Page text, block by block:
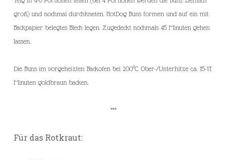
groß) und nochmal durchkneten. HotDog Buns formen und auf ein mit
Backpapier belegtes Blech legen. Zugedeckt nochmals 45 Minuten gehen
lassen.
Die Buns im vorgeheizten Backofen bei 200°C Ober-/Unterhitze ca. 15-17
Minuten goldbraun backen.
***
Für das Rotkraut: